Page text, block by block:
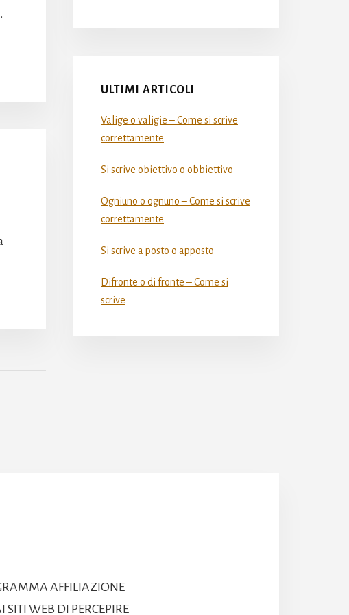
ULTIMI ARTICOLI
Valige o valigie – Come si scrive​
correttamente
Si scrive obiettivo o obbiettivo​
Ogniuno o ognuno – Come si scrive​
correttamente
Si scrive a posto o apposto​
Difronte o di fronte – Come si
scrive​
AFFILIAZIONE
WEB DI PERCEPIRE